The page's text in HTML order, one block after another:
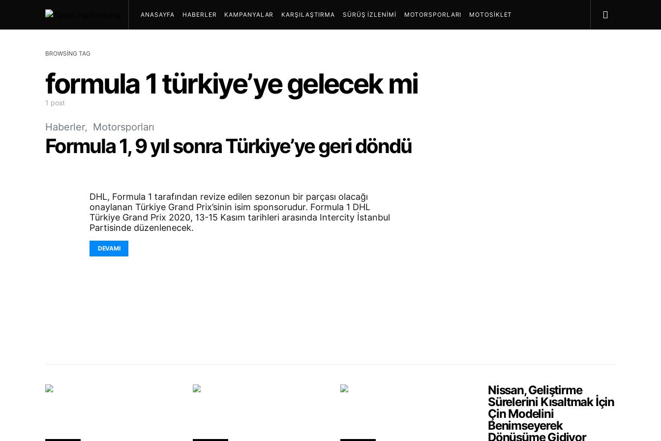
ANASAYFA HABERLER KAMPANYALAR KARŞILAŞTIRMA SÜRÜŞ İZLENIMI MOTORSPORLARI MOTOSIKLET
BROWSING TAG
formula 1 türkiye’ye gelecek mi
1 post
Haberler Motorsporları
Formula 1, 9 yıl sonra Türkiye’ye geri döndü
DHL, Formula 1 tarafından revize edilen sezonun bir parçası olacağı
onaylanan Türkiye Grand Prix’sinin isim sponsorudur. Formula 1 DHL
Türkiye Grand Prix 2020, 13-15 Kasım tarihleri arasında Intercity İstanbul
Partisinde düzenlenecek.
DEVAMI
Nissan, Geliştirme
Sürelerini Kısaltmak İçin
Çin Modelini
Benimseyerek
Dönüşüme Gidiyor